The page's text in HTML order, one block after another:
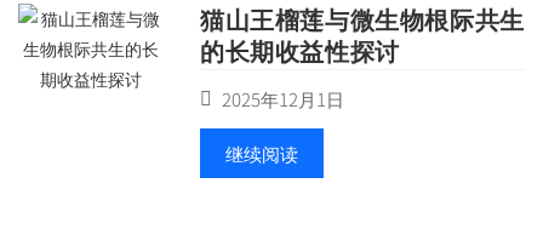
猫山王榴莲与微生物根际共生
的长期收益性探讨
2025年12月1日
继续阅读